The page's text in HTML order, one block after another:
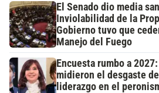
El Senado dio media
Inviolabilidad de la
Gobierno tuvo que
Manejo del Fuego
Encuesta rumbo a
midieron el desgaste
liderazgo en el